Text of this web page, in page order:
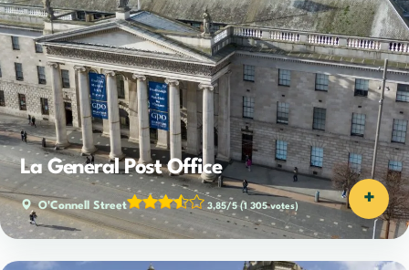
La General Post Office
O'Connell Street 3,85/5(1 305 votes) +